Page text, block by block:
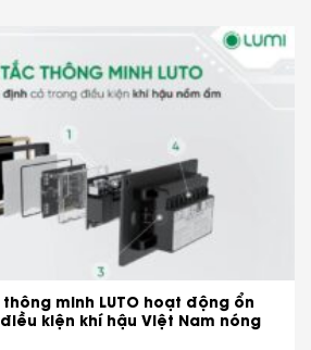
minh LUTO hoạt động ổn
kiện khí hậu Việt Nam nóng